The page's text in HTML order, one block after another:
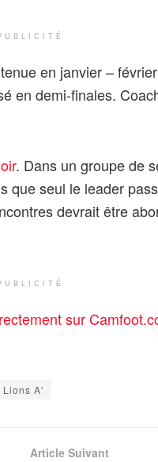
en janvier –
en demi-finales.
. Dans un groupe de
que seul le leader
devrait être
sur
Lions A'
Article Suivant